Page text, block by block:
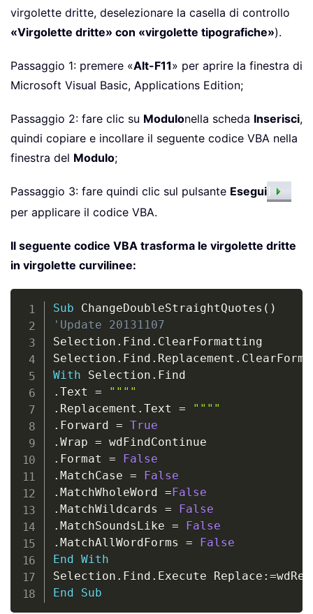
virgolette dritte, deselezionare la casella di controllo
«Virgolette dritte» con «virgolette tipografiche»).
Passaggio 1: premere «Alt-F11» per aprire la finestra di
Microsoft Visual Basic, Applications Edition;
Passaggio 2: fare clic su Modulonella scheda Inserisci,
quindi copiare e incollare il seguente codice VBA nella
finestra del Modulo;
Passaggio 3: fare quindi clic sul pulsante Esegui
per applicare il codice VBA.
Il seguente codice VBA trasforma le virgolette dritte
in virgolette curvilinee:
Sub ChangeDoubleStraightQuotes ( )
'Update 20131107
Selection . Find . ClearFormatting
Selection . Find . Replacement .
With Selection .
. Text =
""""
. Replacement . Text =
""""
. Forward = True
. Wrap =
. Format =
False
. MatchCase =
False
. MatchWholeWord =False
. MatchWildcards =
False
. MatchSoundsLike =
False
. MatchAllWordForms =
False
End With
Selection . Find . Execute Replace : =
End
Sub
Copy